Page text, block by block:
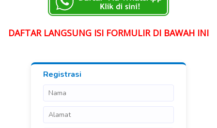
DAFTAR LANGSUNG ISI FORMULIR DI BAWAH INI